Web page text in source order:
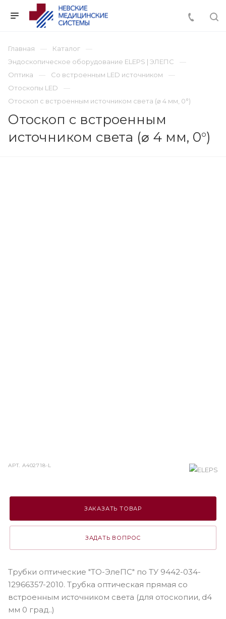
Главная
Каталог
Эндоскопическое оборудование ELEPS | ЭЛЕПС
Оптика
Со встроенным LED источником
Отоскопы LED
Отоскоп с встроенным источником света (⌀ 4 мм, 0°)
Отоскоп с встроенным
источником света (⌀ 4 мм, 0°)
АРТ.А402718-L
ЗАКАЗАТЬ ТОВАР
ЗАДАТЬ ВОПРОС
Трубки оптические "ТО-ЭлеПС" по ТУ 9442-034-
12966357-2010. Трубка оптическая прямая со
встроенным источником света (для отоскопии, d4
мм 0 град..)